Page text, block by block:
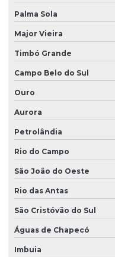
Palma Sola
Major Vieira
Timbó Grande
Campo Belo do Sul
Ouro
Aurora
Petrolândia
Rio do Campo
São João do Oeste
Rio das Antas
São Cristóvão do Sul
Águas de Chapecó
Imbuia